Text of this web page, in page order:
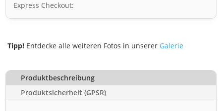
Express Checkout:
Tipp! Entdecke alle weiteren Fotos in unserer Galerie
Produktbeschreibung
Produktsicherheit (GPSR)